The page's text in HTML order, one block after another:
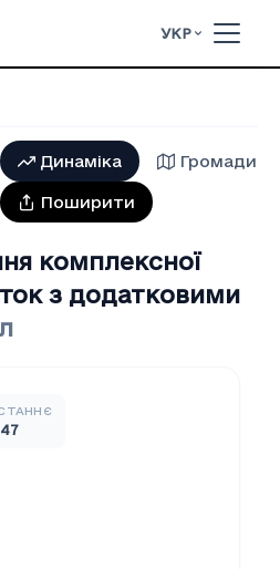
УКР
Динаміка Громади
Поширити
комплексної
з додатковими